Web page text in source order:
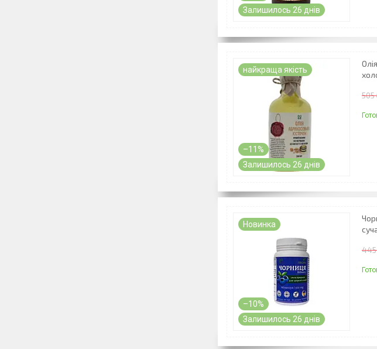
Залишилось 26 днів
найкраща якість
–11%
Залишилось 26 днів
505
Новинка
–10%
Залишилось 26 днів